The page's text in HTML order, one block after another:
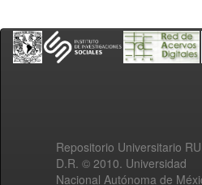
Repositorio Universitario
D.R. © 2010. Universidad
Nacional Autónoma de